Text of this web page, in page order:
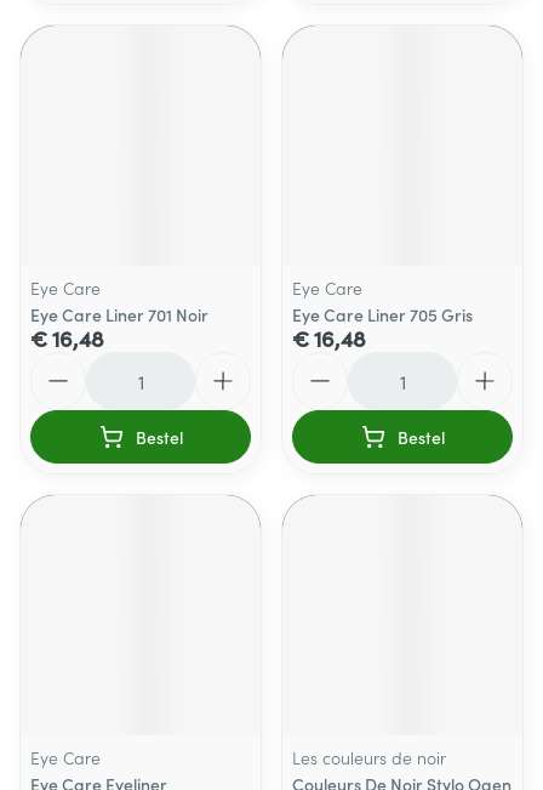
Eye Care
Eye Care Liner 701 Noir
€ 16,48
Bestel
Eye Care
Eye Care Liner 705 Gris
€ 16,48
Bestel
Eye Care
Eye Care Eyeliner
Les couleurs de noir
Couleurs De Noir Stylo Ogen